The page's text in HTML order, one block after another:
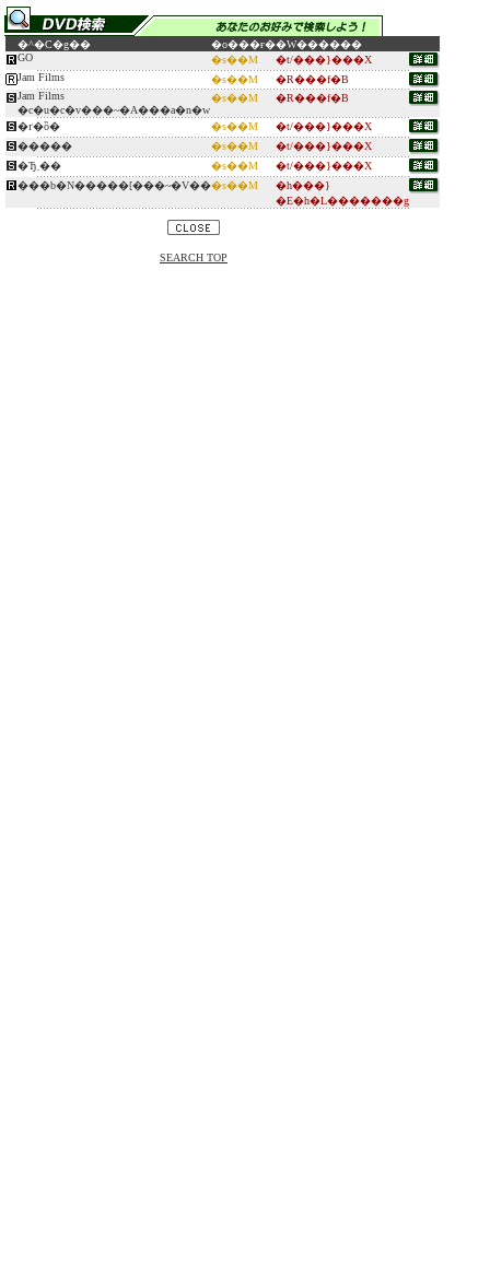
�^�C�g�� �o���ғ��W������
GO
�s��M
�t/���}���X
Jam Films
�s��M
�R���f�B
Jam Films
�c�u�c�v���~�A���a�n�w
�s��M �R���f�B
�ґ�ȍ� �s��M
�t/���}���X
�����
�s��M
�t/���}���X
�Ђ܂��
�s��M
�t/���}���X
���b�N�����[���~�V���s��M
�h���}
�E�h�L�������g
SEARCH TOP